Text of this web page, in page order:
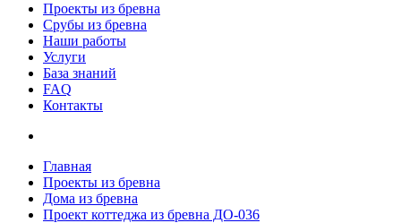
Проекты из бревна
Срубы из бревна
Наши работы
Услуги
База знаний
FAQ
Контакты
Главная
Проекты из бревна
Дома из бревна
Проект коттеджа из бревна ДО-036